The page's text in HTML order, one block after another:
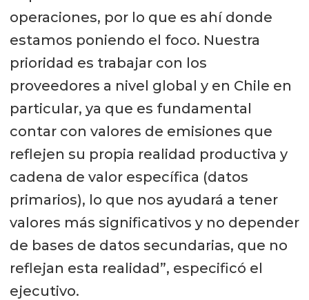
operaciones, por lo que es ahí donde
estamos poniendo el foco. Nuestra
prioridad es trabajar con los
proveedores a nivel global y en Chile en
particular, ya que es fundamental
contar con valores de emisiones que
reflejen su propia realidad productiva y
cadena de valor específica (datos
primarios), lo que nos ayudará a tener
valores más significativos y no depender
de bases de datos secundarias, que no
reflejan esta realidad”, especificó el
ejecutivo.